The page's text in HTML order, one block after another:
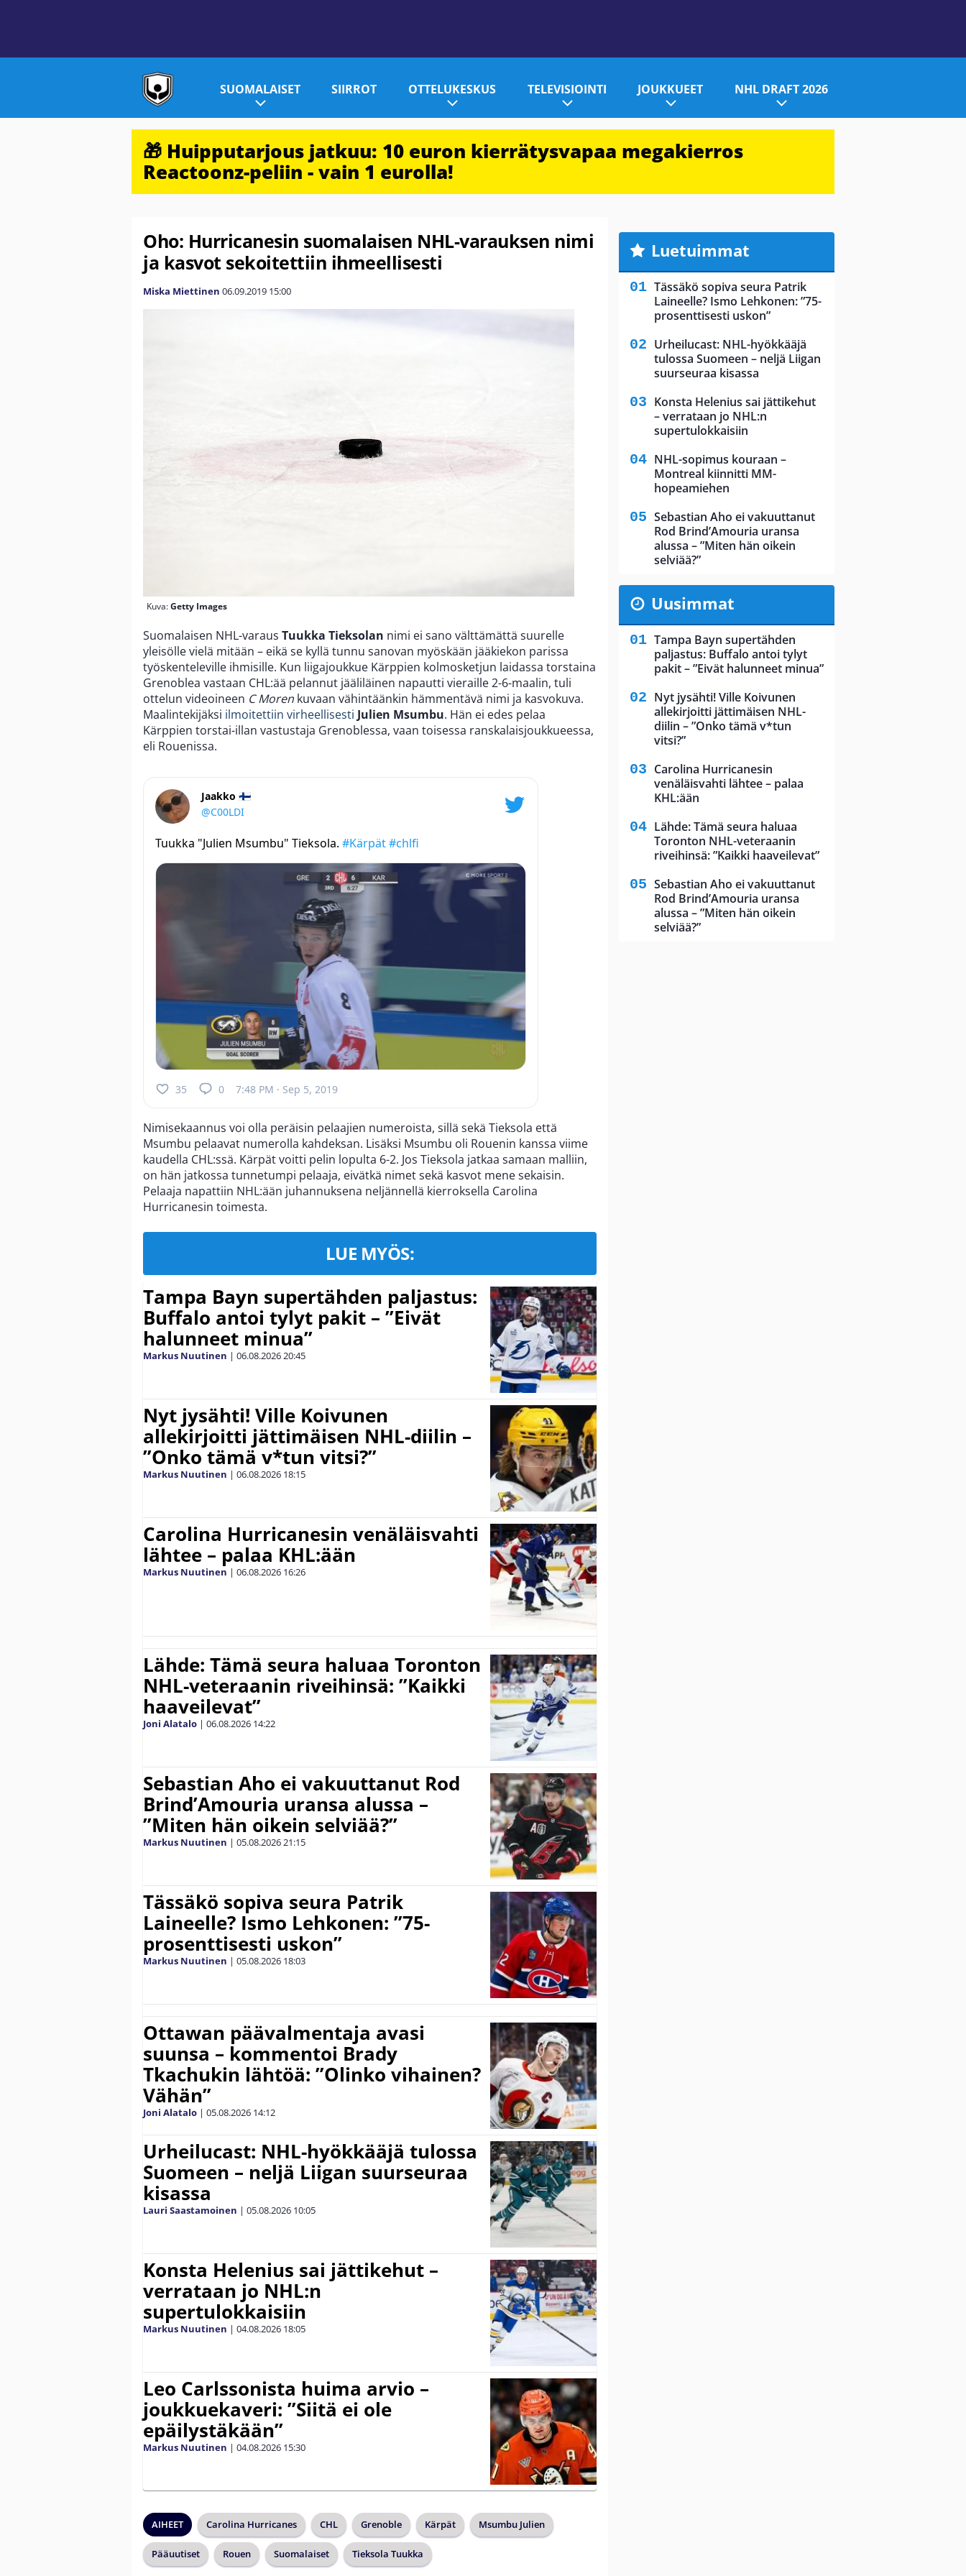
SUOMALAISET SIIRROT OTTELUKESKUS TELEVISIOINTI JOUKKUEET NHL DRAFT 2026
🎁 Huipputarjous jatkuu: 10 euron kierrätysvapaa megakierros
Reactoonz-peliin - vain 1 eurolla!
Oho: Hurricanesin suomalaisen NHL-varauksen nimi
ja kasvot sekoitettiin ihmeellisesti
Miska Miettinen 06.09.2019 15:00
Kuva:Getty Images
Suomalaisen NHL-varaus Tuukka Tieksolan nimi ei sano välttämättä suurelle
yleisölle vielä mitään – eikä se kyllä tunnu sanovan myöskään jääkiekon parissa
työskenteleville ihmisille. Kun liigajoukkue Kärppien kolmosketjun laidassa torstaina
Grenoblea vastaan CHL:ää pelannut jääliläinen napautti vieraille 2-6-maalin, tuli
ottelun videoineen C Moren kuvaan vähintäänkin hämmentävä nimi ja kasvokuva.
Maalintekijäksi ilmoitettiin virheellisesti Julien Msumbu. Hän ei edes pelaa
Kärppien torstai-illan vastustaja Grenoblessa, vaan toisessa ranskalaisjoukkueessa,
eli Rouenissa.
Jaakko 🇫🇮
@C00LDI
Tuukka "Julien Msumbu" Tieksola. #Kärpät#chlfi
35 0 7:48 PM · Sep 5, 2019
Nimisekaannus voi olla peräisin pelaajien numeroista, sillä sekä Tieksola että
Msumbu pelaavat numerolla kahdeksan. Lisäksi Msumbu oli Rouenin kanssa viime
kaudella CHL:ssä. Kärpät voitti pelin lopulta 6-2. Jos Tieksola jatkaa samaan malliin,
on hän jatkossa tunnetumpi pelaaja, eivätkä nimet sekä kasvot mene sekaisin.
Pelaaja napattiin NHL:ään juhannuksena neljännellä kierroksella Carolina
Hurricanesin toimesta.
LUE MYÖS:
Tampa Bayn supertähden paljastus:
Buffalo antoi tylyt pakit – ”Eivät
halunneet minua”
Markus Nuutinen | 06.08.202620:45
Nyt jysähti! Ville Koivunen
allekirjoitti jättimäisen NHL-diilin –
”Onko tämä v*tun vitsi?”
Markus Nuutinen | 06.08.2026 18:15
Carolina Hurricanesin venäläisvahti
lähtee – palaa KHL:ään
Markus Nuutinen | 06.08.2026 16:26
Lähde: Tämä seura haluaa Toronton
NHL-veteraanin riveihinsä: ”Kaikki
haaveilevat”
Joni Alatalo | 06.08.2026 14:22
Sebastian Aho ei vakuuttanut Rod
Brind’Amouria uransa alussa –
”Miten hän oikein selviää?”
Markus Nuutinen | 05.08.202621:15
Tässäkö sopiva seura Patrik
Laineelle? Ismo Lehkonen: ”75-
prosenttisesti uskon”
Markus Nuutinen | 05.08.2026 18:03
Ottawan päävalmentaja avasi
suunsa – kommentoi Brady
Tkachukin lähtöä: ”Olinko vihainen?
Vähän”
Joni Alatalo | 05.08.2026 14:12
Urheilucast: NHL-hyökkääjä tulossa
Suomeen – neljä Liigan suurseuraa
kisassa
Lauri Saastamoinen | 05.08.2026 10:05
Konsta Helenius sai jättikehut –
verrataan jo NHL:n
supertulokkaisiin
Markus Nuutinen | 04.08.2026 18:05
Leo Carlssonista huima arvio –
joukkuekaveri: ”Siitä ei ole
epäilystäkään”
Markus Nuutinen | 04.08.2026 15:30
AIHEET Carolina Hurricanes CHL Grenoble Kärpät Msumbu Julien
Pääuutiset Rouen Suomalaiset Tieksola Tuukka
Luetuimmat
Tässäkö sopiva seura Patrik
Laineelle? Ismo Lehkonen: ”75-
prosenttisesti uskon”
Urheilucast: NHL-hyökkääjä
tulossa Suomeen – neljä Liigan
suurseuraa kisassa
Konsta Helenius sai jättikehut
– verrataan jo NHL:n
supertulokkaisiin
NHL-sopimus kouraan –
Montreal kiinnitti MM-
hopeamiehen
Sebastian Aho ei vakuuttanut
Rod Brind’Amouria uransa
alussa – ”Miten hän oikein
selviää?”
Uusimmat
Tampa Bayn supertähden
paljastus: Buffalo antoi tylyt
pakit – ”Eivät halunneet minua”
Nyt jysähti! Ville Koivunen
allekirjoitti jättimäisen NHL-
diilin – ”Onko tämä v*tun
vitsi?”
Carolina Hurricanesin
venäläisvahti lähtee – palaa
KHL:ään
Lähde: Tämä seura haluaa
Toronton NHL-veteraanin
riveihinsä: ”Kaikki haaveilevat”
Sebastian Aho ei vakuuttanut
Rod Brind’Amouria uransa
alussa – ”Miten hän oikein
selviää?”